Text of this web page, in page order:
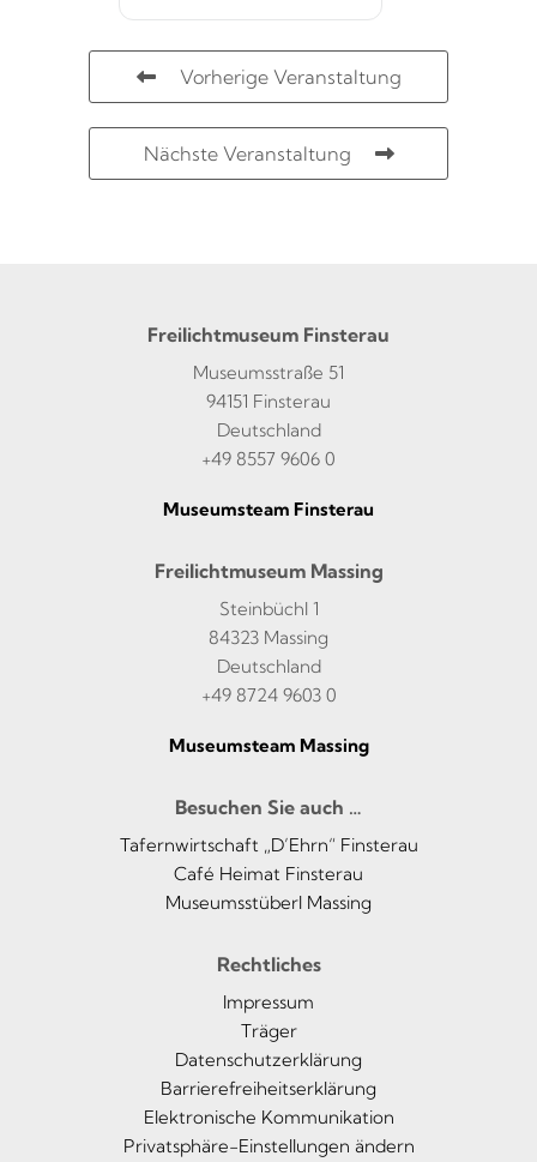
Vorherige Veranstaltung
Nächste Veranstaltung
Freilichtmuseum Finsterau
Museumsstraße 51
94151 Finsterau
Deutschland
+49 8557 9606 0
Museumsteam Finsterau
Freilichtmuseum Massing
Steinbüchl 1
84323 Massing
Deutschland
+49 8724 9603 0
Museumsteam Massing
Besuchen Sie auch …
Tafernwirtschaft „D’Ehrn“ Finsterau
Café Heimat Finsterau
Museumsstüberl Massing
Rechtliches
Impressum
Träger
Datenschutzerklärung
Barrierefreiheitserklärung
Elektronische Kommunikation
Privatsphäre-Einstellungen ändern